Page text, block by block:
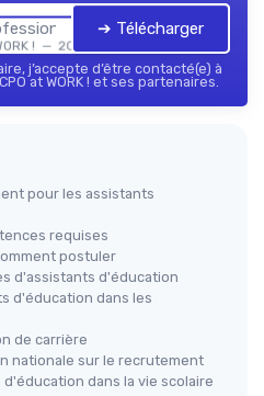
! — 2026
➔ Télécharger
j’accepte d’être contacté(e) à
at WORK ! et ses partenaires.
pour les assistants
requises
postuler
d'assistants d'éducation
d'éducation dans les
de carrière
nationale sur le recrutement
dans la vie scolaire